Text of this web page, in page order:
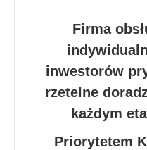
Firma
inwestorów
rzetelne
każdym
Priorytetem